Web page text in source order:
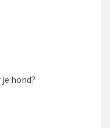
hond?